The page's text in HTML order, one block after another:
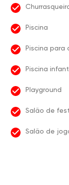
Piscina
Piscina para
Piscina
Playground
Salão de
Salão de